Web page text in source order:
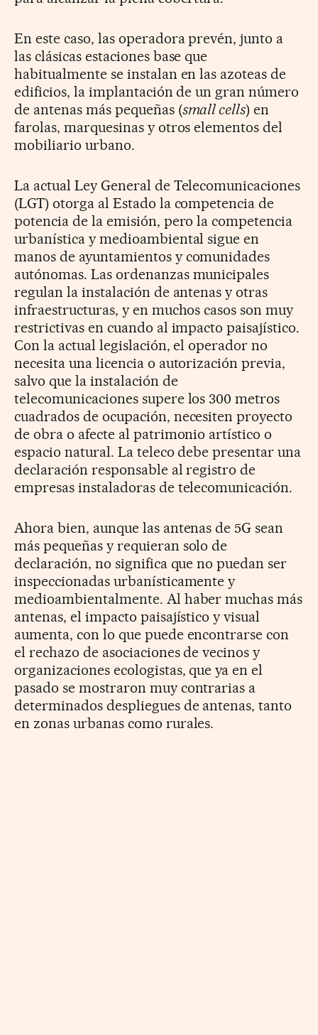
En este caso, las operadora prevén, junto a
las clásicas estaciones base que
habitualmente se instalan en las azoteas de
edificios, la implantación de un gran número
de antenas más pequeñas (small cells) en
farolas, marquesinas y otros elementos del
mobiliario urbano.
La actual Ley General de Telecomunicaciones
(LGT) otorga al Estado la competencia de
potencia de la emisión, pero la competencia
urbanística y medioambiental sigue en
manos de ayuntamientos y comunidades
autónomas. Las ordenanzas municipales
regulan la instalación de antenas y otras
infraestructuras, y en muchos casos son muy
restrictivas en cuando al impacto paisajístico.
Con la actual legislación, el operador no
necesita una licencia o autorización previa,
salvo que la instalación de
telecomunicaciones supere los 300 metros
cuadrados de ocupación, necesiten proyecto
de obra o afecte al patrimonio artístico o
espacio natural. La teleco debe presentar una
declaración responsable al registro de
empresas instaladoras de telecomunicación.
Ahora bien, aunque las antenas de 5G sean
más pequeñas y requieran solo de
declaración, no significa que no puedan ser
inspeccionadas urbanísticamente y
medioambientalmente. Al haber muchas más
antenas, el impacto paisajístico y visual
aumenta, con lo que puede encontrarse con
el rechazo de asociaciones de vecinos y
organizaciones ecologistas, que ya en el
pasado se mostraron muy contrarias a
determinados despliegues de antenas, tanto
en zonas urbanas como rurales.